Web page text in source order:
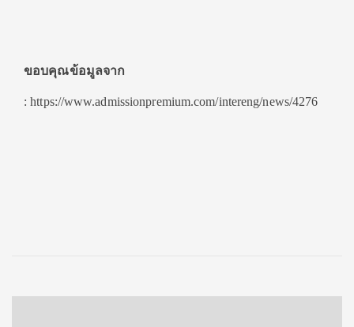
ขอบคุณข้อมูลจาก
: https://www.admissionpremium.com/intereng/news/4276